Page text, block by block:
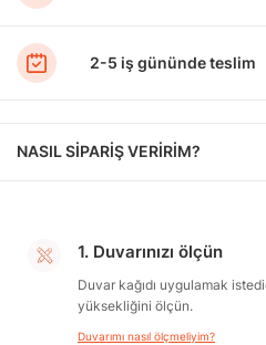
2-5 iş gününde teslim
NASIL SİPARİŞ VERİRİM?
1. Duvarınızı ölçün
Duvar kağıdı uygulamak
yüksekliğini ölçün.
Duvarımı nasıl ölçmeliyim?